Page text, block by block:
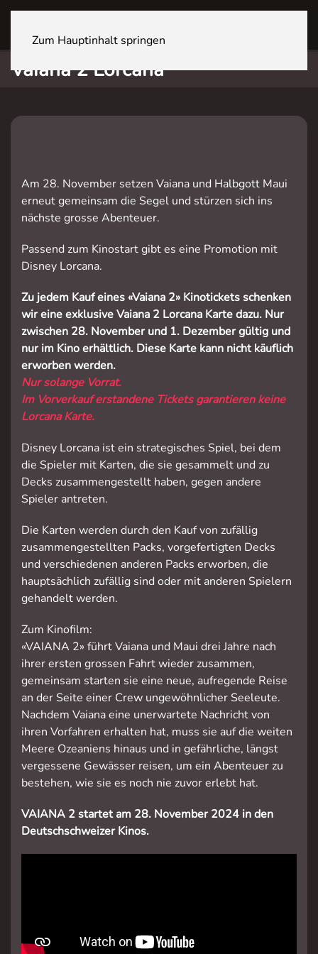
Zum Hauptinhalt springen
Vaiana 2 Lorcana
Am 28. November setzen Vaiana und Halbgott Maui
erneut gemeinsam die Segel und stürzen sich ins
nächste grosse Abenteuer.
Passend zum Kinostart gibt es eine Promotion mit
Disney Lorcana.
Zu jedem Kauf eines «Vaiana 2» Kinotickets schenken
wir eine exklusive Vaiana 2 Lorcana Karte dazu. Nur
zwischen 28. November und 1. Dezember gültig und
nur im Kino erhältlich. Diese Karte kann nicht käuflich
erworbenwerden.
Nur solange Vorrat.
Im Vorverkauf erstandene Tickets garantieren keine
Lorcana Karte.
Disney Lorcana ist ein strategisches Spiel, bei dem
die Spieler mit Karten, die sie gesammelt und zu
Decks zusammengestellt haben, gegen andere
Spieler antreten.
Die Karten werden durch den Kauf von zufällig
zusammengestellten Packs, vorgefertigten Decks
und verschiedenen anderen Packs erworben, die
hauptsächlich zufällig sind oder mit anderen Spielern
gehandelt werden.
Zum Kinofilm:
«VAIANA 2» führt Vaiana und Maui drei Jahre nach
ihrer ersten grossen Fahrt wieder zusammen,
gemeinsam starten sie eine neue, aufregende Reise
an der Seite einer Crew ungewöhnlicher Seeleute.
Nachdem Vaiana eine unerwartete Nachricht von
ihren Vorfahren erhalten hat, muss sie auf die weiten
Meere Ozeaniens hinaus und in gefährliche, längst
vergessene Gewässer reisen, um ein Abenteuer zu
bestehen, wie sie es noch nie zuvor erlebt hat.
VAIANA 2 startet am 28. November 2024 in den
Deutschschweizer Kinos.